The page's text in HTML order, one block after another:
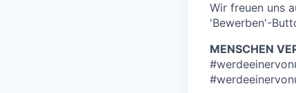
Wir freuen uns
'Bewerben'-
MENSCHEN